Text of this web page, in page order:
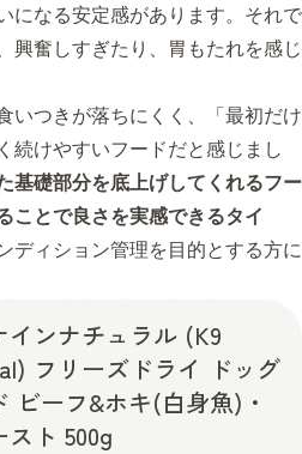
になる安定感があります。それで
興奮しすぎたり、胃もたれを感じ
いつきが落ちにくく、「最初だけ
続けやすいフードだと感じまし
基礎部分を底上げしてくれるフー
ことで良さを実感できるタイ
ディション管理を目的とする方に
インナチュラル (K9
フリーズドライ ドッグ
ビーフ&ホキ(白身魚)・
スト 500g